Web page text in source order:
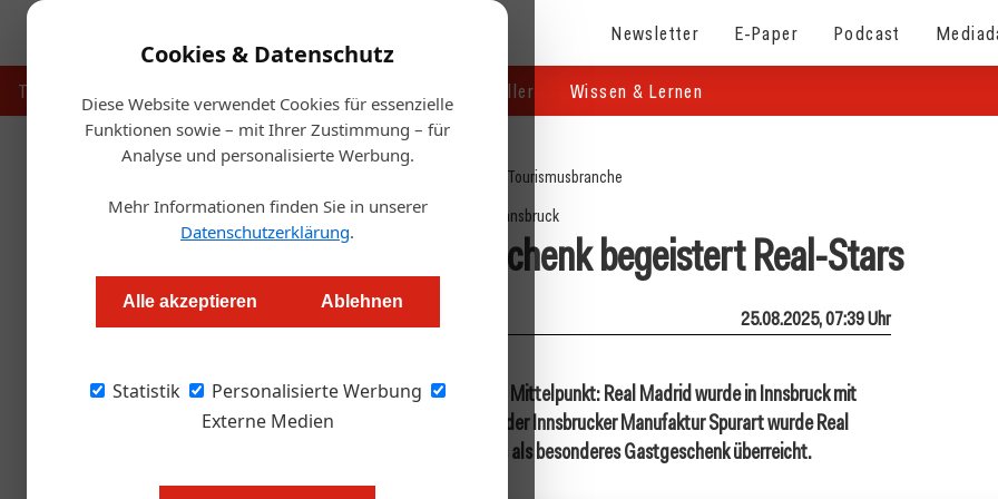
Cookies & Datenschutz
Diese Website verwendet Cookies für essenzielle
Funktionen sowie – mit Ihrer Zustimmung – für
Analyse und personalisierte Werbung.
Mehr Informationen finden Sie in unserer
Datenschutzerklärung.
Alle akzeptieren Ablehnen
Statistik
Personalisierte Werbung
Externe Medien
Newsletter E-Paper Podcast
Touristik Handel & Hersteller Wissen & Lernen
Tourismusbranche
Innsbruck
Ski für Mbappé: Gastgeschenk begeistert Real-Stars
Redaktion.OEGZ 25.08.2025, 07:39 Uhr
Wo sonst der Ball rollt, stand diesmal ein Ski im Mittelpunkt: Real Madrid wurde in Innsbruck mit
Tiroler Handwerkskunst überrascht. Ein Unikat der Innsbrucker Manufaktur Spurart wurde Real
Madrid vor dem Testspiel gegen WSG Wattens als besonderes Gastgeschenk überreicht.